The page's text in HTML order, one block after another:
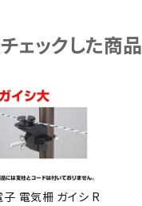
ェックした商品
電気柵 ガイシ R